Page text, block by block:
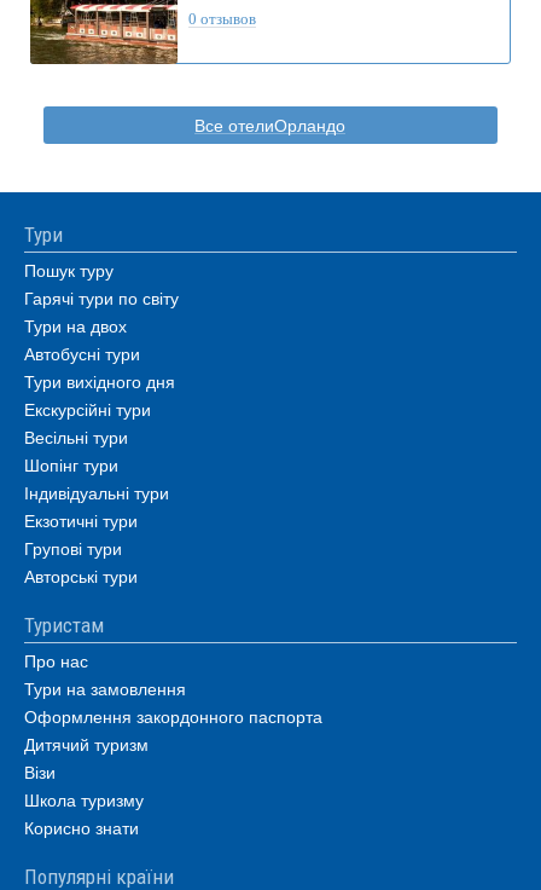
0 отзывов
Все отелиОрландо
Тури
Пошук туру
Гарячі тури по світу
Тури на двох
Автобусні тури
Тури вихідного дня
Екскурсійні тури
Весільні тури
Шопінг тури
Індивідуальні тури
Екзотичні тури
Групові тури
Авторські тури
Туристам
Про нас
Тури на замовлення
Оформлення закордонного паспорта
Дитячий туризм
Візи
Школа туризму
Корисно знати
Популярні країни